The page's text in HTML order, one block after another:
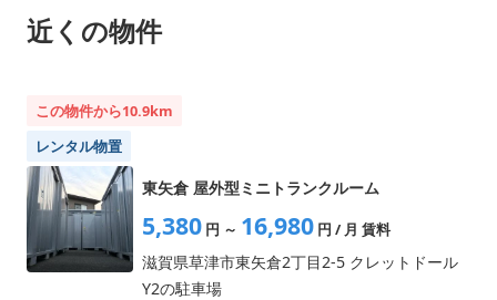
近くの物件
この物件から10.9km
レンタル物置
東矢倉 屋外型ミニトランクルーム
5,380 円 ～ 16,980 円 / 月 賃料
滋賀県草津市東矢倉2丁目2-5 クレットドール
Y2の駐車場